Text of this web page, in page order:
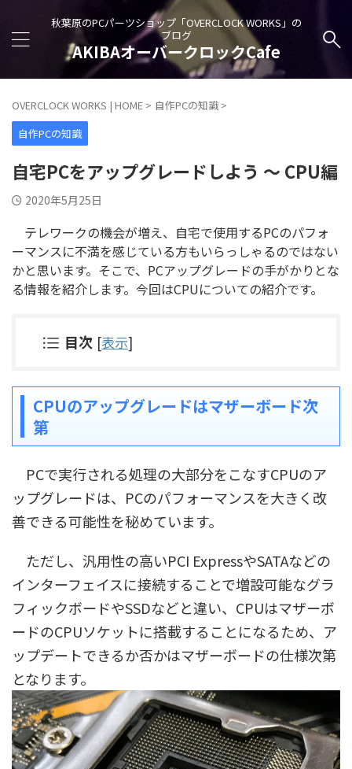
秋葉原のPCパーツショップ「OVERCLOCK WORKS」の
ブログ
AKIBAオーバークロックCafe
OVERCLOCK WORKS | HOME > 自作PCの知識 >
自作PCの知識
自宅PCをアップグレードしよう ～ CPU編
2020年5月25日
テレワークの機会が増え、自宅で使用するPCのパフォ
ーマンスに不満を感じている方もいらっしゃるのではない
かと思います。そこで、PCアップグレードの手がかりとな
る情報を紹介します。今回はCPUについての紹介です。
目次 [表示]
CPUのアップグレードはマザーボード次
第
PCで実行される処理の大部分をこなすCPUのア
ップグレードは、PCのパフォーマンスを大きく改
善できる可能性を秘めています。
ただし、汎用性の高いPCI ExpressやSATAなどの
インターフェイスに接続することで増設可能なグラ
フィックボードやSSDなどと違い、CPUはマザーボ
ードのCPUソケットに搭載することになるため、ア
ップデートできるか否かはマザーボードの仕様次第
となります。